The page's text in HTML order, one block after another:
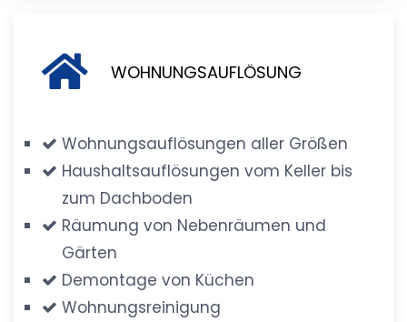
WOHNUNGSAUFLÖSUNG
Wohnungsauflösungen aller Größen
Haushaltsauflösungen vom Keller bis
zum Dachboden
Räumung von Nebenräumen und
Gärten
Demontage von Küchen
Wohnungsreinigung